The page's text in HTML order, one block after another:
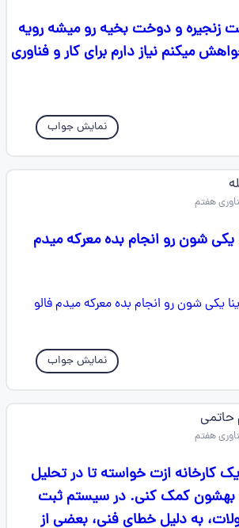
و دوخت بخیه رو میشه رویه
میکنم نیاز دارم برای کار و فناوری
نمایش جواب
یکی شون رو انجام بده معرکه میدم
نمایش جواب
حاتمی
کارخانه ازت خواسته تا در تحلیل
بهشون کمک کنی. در سیستم ثبت
به دلیل خطای فنی، بعضی از